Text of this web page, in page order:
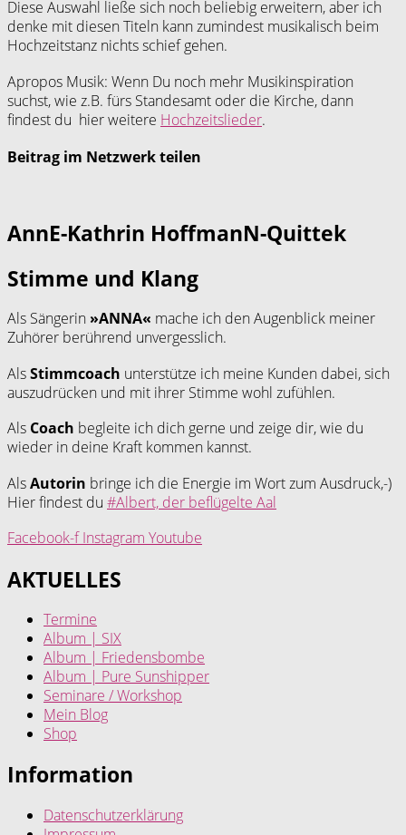
Diese Auswahl ließe sich noch beliebig erweitern, aber ich
denke mit diesen Titeln kann zumindest musikalisch beim
Hochzeitstanz nichts schief gehen.
Apropos Musik: Wenn Du noch mehr Musikinspiration
suchst, wie z.B. fürs Standesamt oder die Kirche, dann
findest du hier weitere Hochzeitslieder.
Beitrag im Netzwerk teilen
AnnE-Kathrin HoffmanN-Quittek
Stimme und Klang
Als Sängerin »ANNA« mache ich den Augenblick meiner
Zuhörer berührend unvergesslich.
AlsStimmcoach unterstütze ich meine Kunden dabei, sich
auszudrücken und mit ihrer Stimme wohl zufühlen.
Als Coach begleite ich dich gerne und zeige dir, wie du
wieder in deine Kraft kommen kannst.
AlsAutorin bringe ich die Energie im Wort zum Ausdruck,-)
Hier findest du #Albert, der beflügelte Aal
Facebook-f Instagram Youtube
AKTUELLES
Termine
Album | SIX
Album | Friedensbombe
Album | Pure Sunshipper
Seminare / Workshop
Mein Blog
Shop
Information
Datenschutzerklärung